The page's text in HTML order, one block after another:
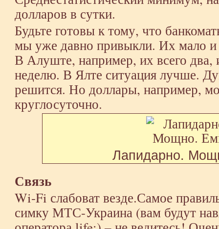
долларов в сутки.
Будьте готовы к тому, что
мы уже давно привыкли. Их мало и
В Алуште, например, их всего два,
неделю. В Ялте ситуация лучше.
решится. Но доллары, например,
круглосуточно.
Лапидарно.
Связь
Wi-Fi слабоват везде.Самое
симку МТС-Украина (вам будут